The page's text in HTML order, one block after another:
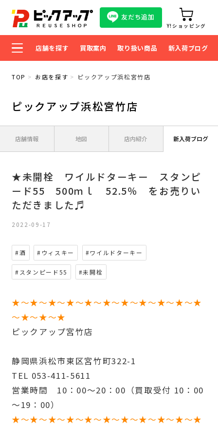
友だち追加
Y!ショッピング
店舗を探す 買取案内 取り扱い商品 新入荷ブログ
TOP お店を探す ピックアップ浜松宮竹店
ピックアップ浜松宮竹店
店舗情報 地図 店内紹介 新入荷ブログ
★未開栓 ワイルドターキー スタンピ
ード55 500ｍｌ 52.5％ をお売りい
ただきました♬
2022-09-17
#酒 #ウィスキー #ワイルドターキー
#スタンピード55 #未開栓
★～★～★～★～★～★～★～★～★～★～★
～★～★～★
ピックアップ宮竹店
静岡県浜松市東区宮竹町322-1
TEL 053-411-5611
営業時間 10：00～20：00（買取受付 10：00
～19：00）
★～★～★～★～★～★～★～★～★～★～★